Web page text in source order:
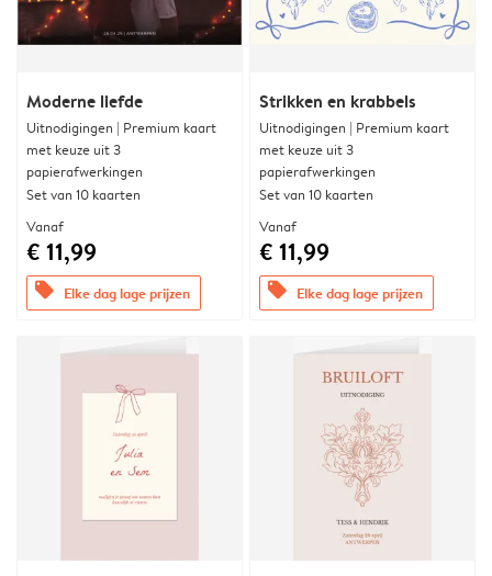
Moderne liefde
Uitnodigingen | Premium kaart
met keuze uit 3
papierafwerkingen
Set van 10 kaarten
Vanaf
€ 11,99
offers Elke dag lage prijzen
Strikken en krabbels
Uitnodigingen | Premium kaart
met keuze uit 3
papierafwerkingen
Set van 10 kaarten
Vanaf
€ 11,99
offers Elke dag lage prijzen